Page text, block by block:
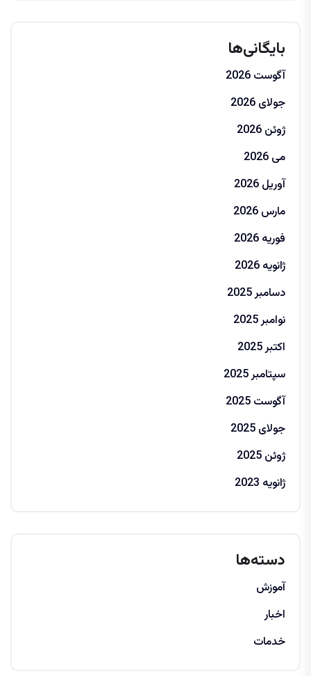
بایگانی‌ها
آگوست 2026
جولای 2026
ژوئن 2026
می 2026
آوریل 2026
مارس 2026
فوریه 2026
ژانویه 2026
دسامبر 2025
نوامبر 2025
اکتبر 2025
سپتامبر 2025
آگوست 2025
جولای 2025
ژوئن 2025
ژانویه 2023
دسته‌ها
آموزش
اخبار
خدمات